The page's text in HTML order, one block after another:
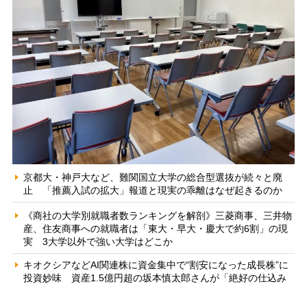
京都大・神戸大など、難関国立大学の総合型選抜が続々と廃
止 「推薦入試の拡大」報道と現実の乖離はなぜ起きるのか
《商社の大学別就職者数ランキングを解剖》三菱商事、三井物
産、住友商事への就職者は「東大・早大・慶大で約6割」の現
実 3大学以外で強い大学はどこか
キオクシアなどAI関連株に資金集中で“割安になった成長株”に
投資妙味 資産1.5億円超の坂本慎太郎さんが「絶好の仕込み